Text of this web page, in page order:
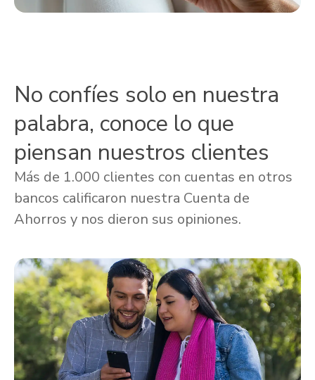
No confíes solo en nuestra
palabra, conoce lo que
piensan nuestros clientes
Más de 1.000 clientes con cuentas en otros
bancos calificaron nuestra Cuenta de
Ahorros y nos dieron sus opiniones.